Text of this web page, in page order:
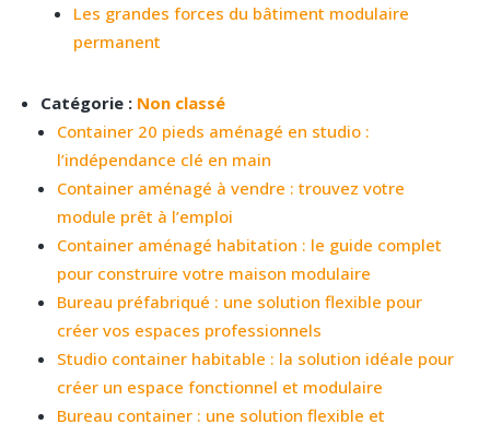
Les grandes forces du bâtiment modulaire
permanent
Catégorie : Non classé
Container 20 pieds aménagé en studio :
l’indépendance clé en main
Container aménagé à vendre : trouvez votre
module prêt à l’emploi
Container aménagé habitation : le guide complet
pour construire votre maison modulaire
Bureau préfabriqué : une solution flexible pour
créer vos espaces professionnels
Studio container habitable : la solution idéale pour
créer un espace fonctionnel et modulaire
Bureau container : une solution flexible et